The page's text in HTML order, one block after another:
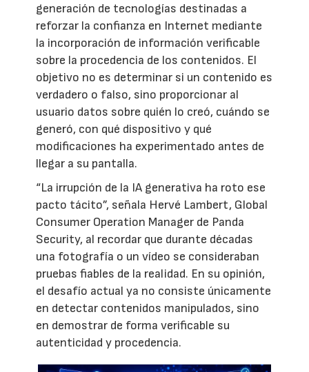
generación de tecnologías destinadas a
reforzar la confianza en Internet mediante
la incorporación de información verificable
sobre la procedencia de los contenidos. El
objetivo no es determinar si un contenido es
verdadero o falso, sino proporcionar al
usuario datos sobre quién lo creó, cuándo se
generó, con qué dispositivo y qué
modificaciones ha experimentado antes de
llegar a su pantalla.
“La irrupción de la IA generativa ha roto ese
pacto tácito”, señala Hervé Lambert, Global
Consumer Operation Manager de Panda
Security, al recordar que durante décadas
una fotografía o un vídeo se consideraban
pruebas fiables de la realidad. En su opinión,
el desafío actual ya no consiste únicamente
en detectar contenidos manipulados, sino
en demostrar de forma verificable su
autenticidad y procedencia.